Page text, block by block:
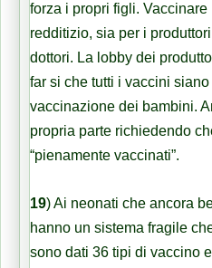
forza i propri figli.
redditizio, sia per i
dottori. La lobby dei
far si che tutti i vaccini
vaccinazione dei bambini.
propria parte richiedendo
“pienamente vaccinati”.
19) Ai neonati che ancora
hanno un sistema fragile
sono dati 36 tipi di vaccino